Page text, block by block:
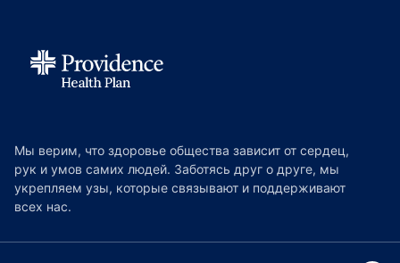
Мы верим, что здоровье общества зависит от сердец,
рук и умов самих людей. Заботясь друг о друге, мы
укрепляем узы, которые связывают и поддерживают
всех нас.